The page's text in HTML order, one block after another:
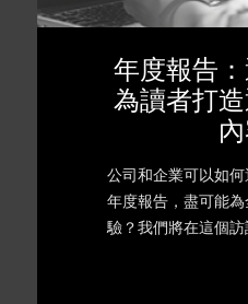
年度報告
為讀者打
公司和企業可以如
年度報告，盡可能
驗？我們將在這個訪